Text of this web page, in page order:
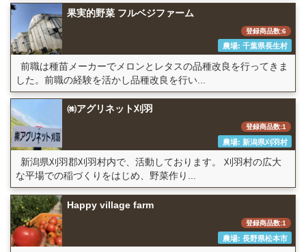
果実的野菜 フルベジファーム
登録商品数:6
農場: 千葉県長生村
前職は種苗メーカーでメロンとレタスの品種改良を行ってきま
した。前職の経験を活かし品種改良を行い...
㈱アグリネット刈羽
登録商品数:1
農場: 新潟県刈羽村
新潟県刈羽郡刈羽村内で、活動しております。 刈羽村の広大
な平場での稲づくりをはじめ、野菜作り...
Happy village farm
登録商品数:1
農場: 長野県松本市